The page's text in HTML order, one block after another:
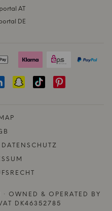
AT
DE
OWNED & OPERATED BY
DK46352785